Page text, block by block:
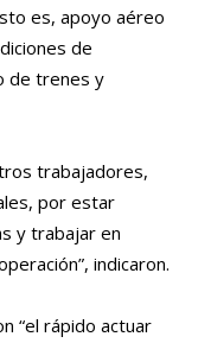
es, apoyo aéreo
de
de trenes y
trabajadores,
por estar
y trabajar en
indicaron.
“el rápido actuar